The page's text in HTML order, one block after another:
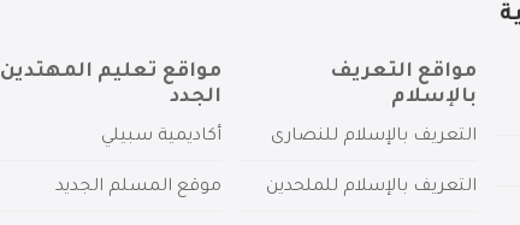
مواقع التعريف
بالإسلام
التعريف بالإسلام للنصارى
التعريف بالإسلام للملحدين
مواقع تعليم المهتدين
الجدد
أكاديمية سبيلي
موقع المسلم الجديد